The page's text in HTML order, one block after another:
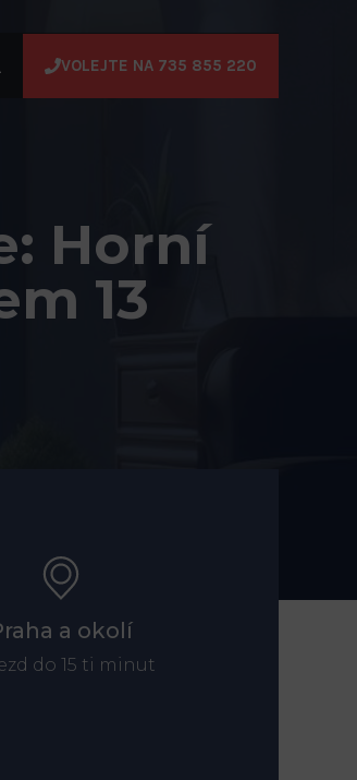
VOLEJTE NA 735 855 220
Horní
13
a okolí
do 15 ti minut